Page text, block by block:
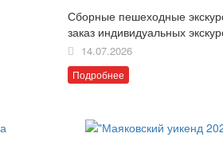
Сборные пешеходные
заказ индивидуальных
14.07.2026
Подробнее